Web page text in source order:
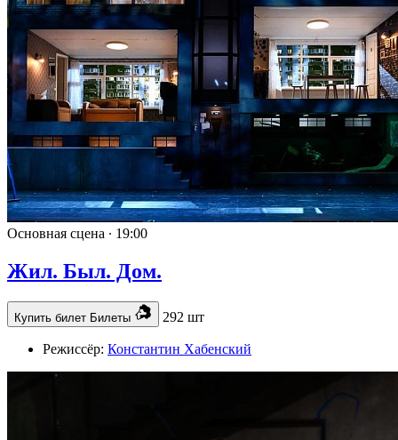
Основная сцена ∙ 19:00
Жил. Был. Дом.
Купить билет Билеты 292 шт
Режиссёр: Константин Хабенский